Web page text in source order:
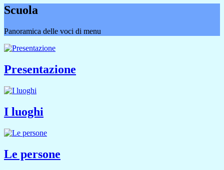
Scuola
Panoramica delle voci di menu
Presentazione
I luoghi
Le persone